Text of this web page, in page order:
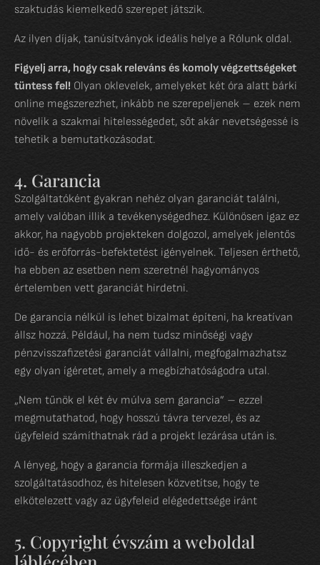
szaktudás kiemelkedő szerepet játszik.
Az ilyen díjak, tanúsítványok ideális helye a Rólunk oldal.
Figyelj arra, hogy csak releváns és komoly végzettségeket
tüntess fel! Olyan oklevelek, amelyeket két óra alatt bárki
online megszerezhet, inkább ne szerepeljenek – ezek nem
növelik a szakmai hitelességedet, sőt akár nevetségessé is
tehetik a bemutatkozásodat.
4. Garancia
Szolgáltatóként gyakran nehéz olyan garanciát találni,
amely valóban illik a tevékenységedhez. Különösen igaz ez
akkor, ha nagyobb projekteken dolgozol, amelyek jelentős
idő- és erőforrás-befektetést igényelnek. Teljesen érthető,
ha ebben az esetben nem szeretnél hagyományos
értelemben vett garanciát hirdetni.
De garancia nélkül is lehet bizalmat építeni, ha kreatívan
állsz hozzá. Például, ha nem tudsz minőségi vagy
pénzvisszafizetési garanciát vállalni, megfogalmazhatsz
egy olyan ígéretet, amely a megbízhatóságodra utal.
„Nem tűnök el két év múlva sem garancia” – ezzel
megmutathatod, hogy hosszú távra tervezel, és az
ügyfeleid számíthatnak rád a projekt lezárása után is.
A lényeg, hogy a garancia formája illeszkedjen a
szolgáltatásodhoz, és hitelesen közvetítse, hogy te
elkötelezett vagy az ügyfeleid elégedettsége iránt
5. Copyright évszám a weboldal